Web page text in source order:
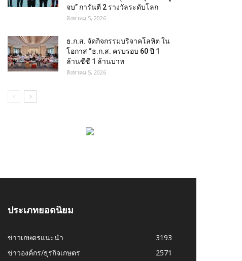
จบ” การันตี 2 รางวัลระดับโลก
สิงหาคม 5, 2026
ธ.ก.ส. จัดกิจกรรมบริจาคโลหิต ใน
โอกาส “ธ.ก.ส. ครบรอบ 60 ปี 1
ล้านซีซี 1 ล้านบาท
สิงหาคม 5, 2026
ประเภทยอดนิยม
ข่าวเกษตรแนะนำ
3193
ข่าวองค์กร/ธุรกิจเกษตร
2571